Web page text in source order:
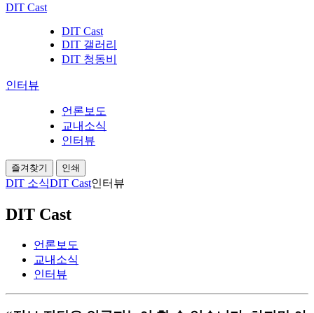
DIT Cast
DIT Cast
DIT 갤러리
DIT 청동비
인터뷰
언론보도
교내소식
인터뷰
즐겨찾기 인쇄
DIT 소식DIT Cast인터뷰
DIT Cast
언론보도
교내소식
인터뷰